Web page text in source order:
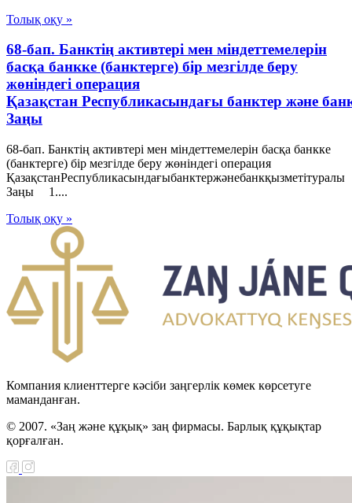
Толық оқу »
68-бап. Банктің активтері мен міндеттемелерін
басқа банкке (банктерге) бір мезгілде беру
жөніндегі операция
Қазақстан Республикасындағы банктер және
Заңы
68-бап. Банктің активтері мен міндеттемелерін басқа банкке
(банктерге) бір мезгілде беру жөніндегі операция
ҚазақстанРеспубликасындағыбанктержәнебанкқызметітуралы
Заңы 1....
Толық оқу »
Компания клиенттерге кәсіби заңгерлік көмек көрсетуге
маманданған.
© 2007. «Заң және құқық» заң фирмасы. Барлық құқықтар
қорғалған.